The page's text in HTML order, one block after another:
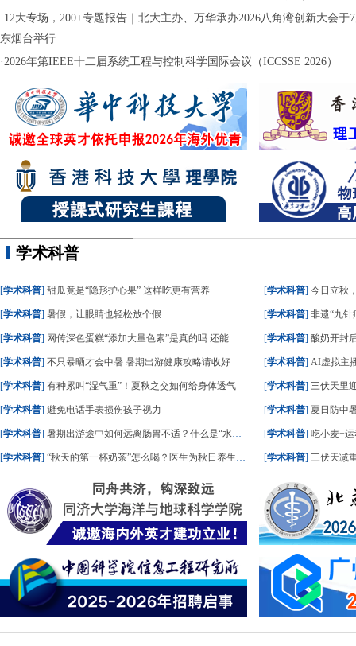
· 12大专场，200+专题报告｜北大主办、万华承办2026八角湾创新大会于
东烟台举行
·2026年第IEEE十二届系统工程与控制科学国际会议（ICCSSE 2026）
学术科普
[学术科普] 甜瓜竟是“隐形护心果” 这样吃更有营养
[学术科普] 暑假，让眼睛也轻松放个假
[学术科普] 网传深色蛋糕“添加大量色素”是真的吗 还能不能吃？
[学术科普] 不只暴晒才会中暑 暑期出游健康攻略请收好
[学术科普] 有种累叫“湿气重”！夏秋之交如何给身体透气
[学术科普] 避免电话手表损伤孩子视力
[学术科普] 暑期出游途中如何远离肠胃不适？什么是“水土不服”？一文了解
[学术科普] “秋天的第一杯奶茶”怎么喝？医生为秋日养生饮食划重点
[学术科普] 今日立秋
[学术科普] 非遗“九针
[学术科普] 酸奶开封
[学术科普] AI虚拟主播
[学术科普] 三伏天里
[学术科普] 夏日防中
[学术科普] 吃小麦+
[学术科普] 三伏天减重